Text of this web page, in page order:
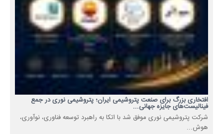
افتخاری بزرگ برای صنعت پتروشیمی ایران؛ پتروشیمی نوری در جمع
فینالیست‌های جایزه جهانی...
شرکت پتروشیمی نوری موفق شد با اتکا به راهبرد توسعه فناوری، نوآوری،
هوش...